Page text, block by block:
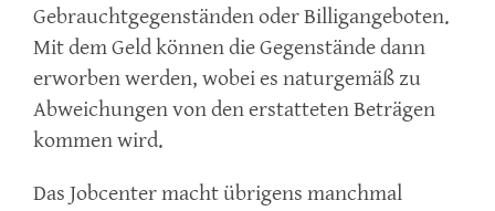
Gebrauchtgegenständen oder Billigangeboten.
Mit dem Geld können die Gegenstände dann
erworben werden, wobei es naturgemäß zu
Abweichungen von den erstatteten Beträgen
kommen wird.
Das Jobcenter macht übrigens manchmal